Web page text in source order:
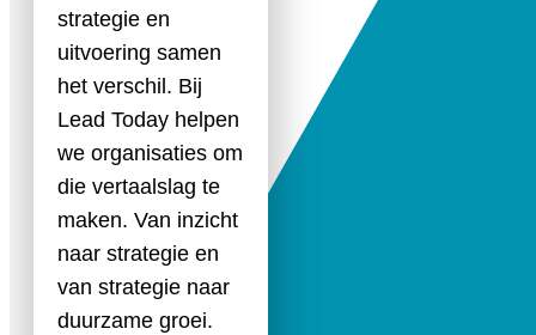
strategie en
uitvoering samen
het verschil. Bij
Lead Today helpen
we organisaties om
die vertaalslag te
maken. Van inzicht
naar strategie en
van strategie naar
duurzame groei.